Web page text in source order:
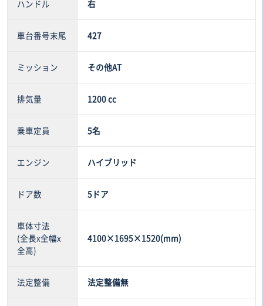
ハンドル 右
車台番号末尾 427
ミッション その他AT
排気量 1200 cc
乗車定員 5名
エンジン ハイブリッド
ドア数 5ドア
車体寸法
(全長x全幅x
全高)
4100×1695×1520(mm)
法定整備 法定整備無